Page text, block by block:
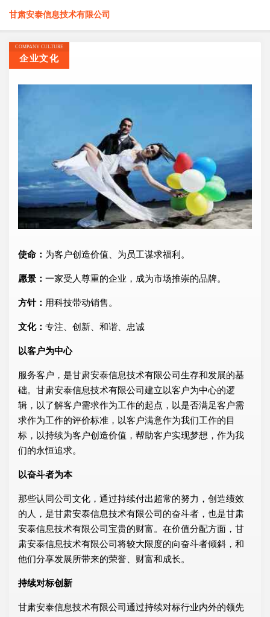
甘肃安泰信息技术有限公司
COMPANY CULTURE
企业文化
使命： 为客户创造价值、为员工谋求福利。
愿景： 一家受人尊重的企业，成为市场推崇的品牌。
方针： 用科技带动销售。
文化： 专注、创新、和谐、忠诚
以客户为中心
服务客户，是甘肃安泰信息技术有限公司生存和发展的基
础。甘肃安泰信息技术有限公司建立以客户为中心的逻
辑，以了解客户需求作为工作的起点，以是否满足客户需
求作为工作的评价标准，以客户满意作为我们工作的目
标，以持续为客户创造价值，帮助客户实现梦想，作为我
们的永恒追求。
以奋斗者为本
那些认同公司文化，通过持续付出超常的努力，创造绩效
的人，是甘肃安泰信息技术有限公司的奋斗者，也是甘肃
安泰信息技术有限公司宝贵的财富。在价值分配方面，甘
肃安泰信息技术有限公司将较大限度的向奋斗者倾斜，和
他们分享发展所带来的荣誉、财富和成长。
持续对标创新
甘肃安泰信息技术有限公司通过持续对标行业内外的领先